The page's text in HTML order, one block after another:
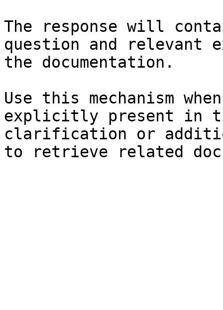
The response will
question and relevant
the documentation.
Use this mechanism
explicitly present in
clarification or